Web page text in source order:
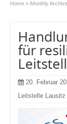
Home » Monthly
für
20. Februar
Leitstelle Lausitz